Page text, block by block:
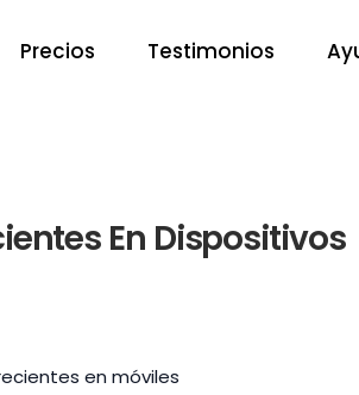
Precios Testimonios
En Dispositivos
en móviles